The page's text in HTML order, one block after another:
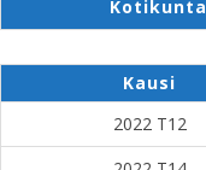
Kotikunta
Kausi
2022 T12